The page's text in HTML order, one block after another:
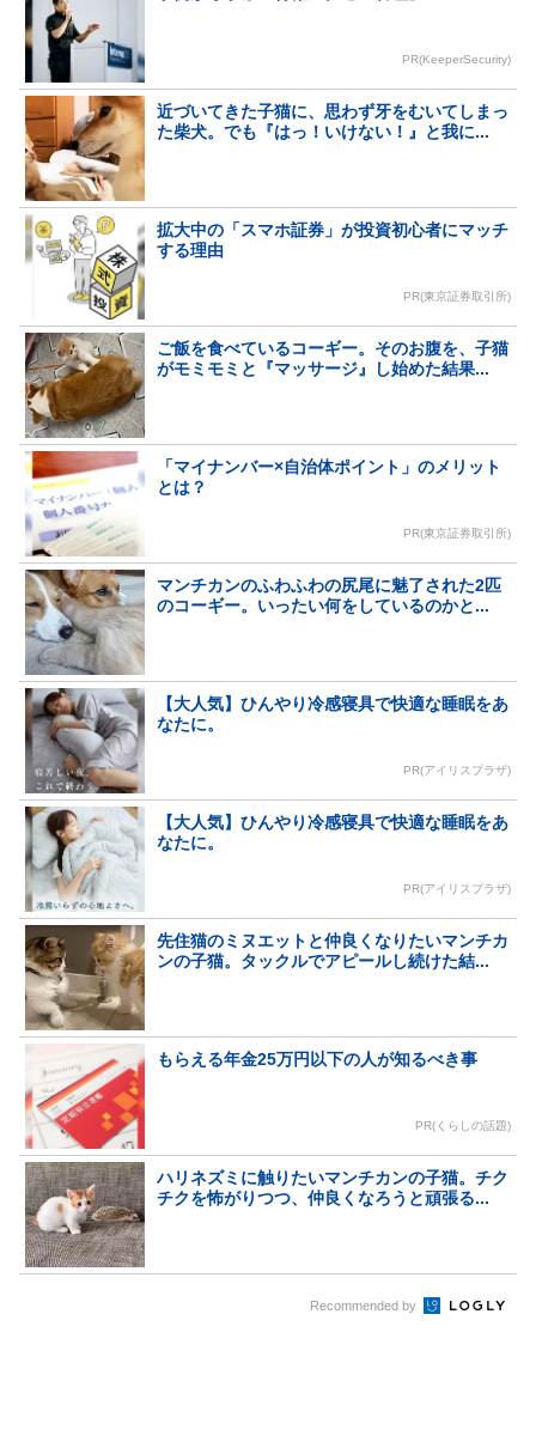
PR(KeeperSecurity)
近づいてきた子猫に、思わず牙をむいてしまっ
た柴犬。でも『はっ！いけない！』と我に...
拡大中の「スマホ証券」が投資初心者にマッチ
する理由
PR(東京証券取引所)
ご飯を食べているコーギー。そのお腹を、子猫
がモミモミと『マッサージ』し始めた結果...
「マイナンバー×自治体ポイント」のメリット
とは？
PR(東京証券取引所)
マンチカンのふわふわの尻尾に魅了された2匹
のコーギー。いったい何をしているのかと...
【大人気】ひんやり冷感寝具で快適な睡眠をあ
なたに。
PR(アイリスプラザ)
【大人気】ひんやり冷感寝具で快適な睡眠をあ
なたに。
PR(アイリスプラザ)
先住猫のミヌエットと仲良くなりたいマンチカ
ンの子猫。タックルでアピールし続けた結...
もらえる年金25万円以下の人が知るべき事
PR(くらしの話題)
ハリネズミに触りたいマンチカンの子猫。チク
チクを怖がりつつ、仲良くなろうと頑張る...
Recommended by